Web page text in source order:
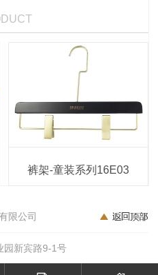
裤架-童装系列16E03
限公司
园新宾路9-1号